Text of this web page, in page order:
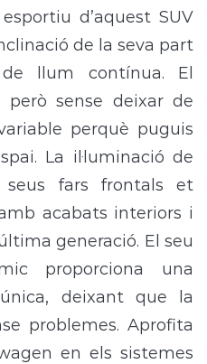
d’aquest SUV
de la seva part
llum contínua. El
sense deixar de
perquè puguis
La il·luminació de
fars frontals et
acabats interiors i
generació. El seu
proporciona una
deixant que la
problemes. Aprofita
en els sistemes